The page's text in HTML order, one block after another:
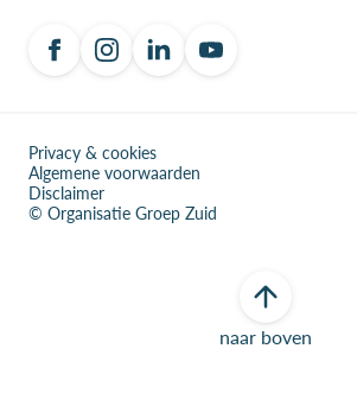
Privacy & cookies
Algemene voorwaarden
Disclaimer
© Organisatie Groep Zuid
naar boven